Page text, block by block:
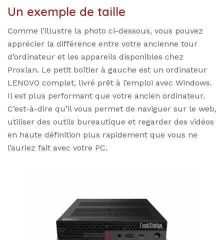
Un exemple de taille
Comme l’illustre la photo ci-dessous, vous pouvez
apprécier la différence entre votre ancienne tour
d’ordinateur et les appareils disponibles chez
Proxlan. Le petit boîtier à gauche est un ordinateur
LENOVO complet, livré prêt à l’emploi avec Windows.
Il est plus performant que votre ancien ordinateur.
C’est-à-dire qu’il vous permet de naviguer sur le web,
utiliser des outils bureautique et regarder des vidéos
en haute définition plus rapidement que vous ne
l’auriez fait avec votre PC.